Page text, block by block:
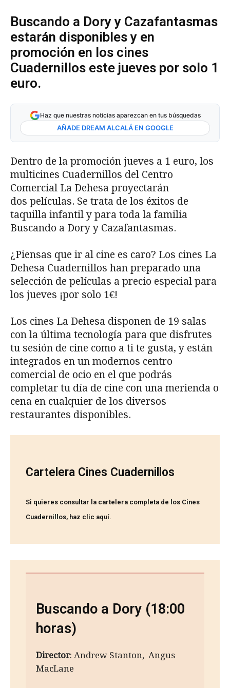
Buscando a Dory y Cazafantasmas
estarán disponibles y en
promoción en los cines
Cuadernillos este jueves por solo 1
euro.
Haz que nuestras noticias aparezcan en tus búsquedas
AÑADE DREAM ALCALÁ EN GOOGLE
Dentro de la promoción jueves a 1 euro, los
multicines Cuadernillos del Centro
Comercial La Dehesa proyectarán
dos películas. Se trata de los éxitos de
taquilla infantil y para toda la familia
Buscando a Dory y Cazafantasmas.
¿Piensas que ir al cine es caro? Los cines La
Dehesa Cuadernillos han preparado una
selección de películas a precio especial para
los jueves ¡por solo 1€!
Los cines La Dehesa disponen de 19 salas
con la última tecnología para que disfrutes
tu sesión de cine como a ti te gusta, y están
integrados en un modernos centro
comercial de ocio en el que podrás
completar tu día de cine con una merienda o
cena en cualquier de los diversos
restaurantes disponibles.
Cartelera Cines Cuadernillos
Si quieres consultar la cartelera completa de los Cines
Cuadernillos, haz clic aquí.
Buscando a Dory (18:00
horas)
Director: Andrew Stanton, Angus
MacLane